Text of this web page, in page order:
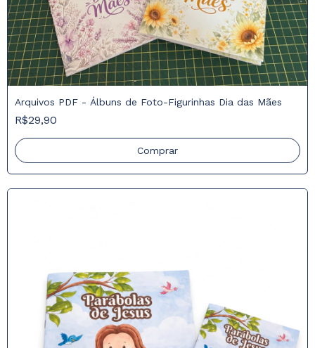
Arquivos PDF - Álbuns de Foto-Figurinhas Dia das Mães
R$29,90